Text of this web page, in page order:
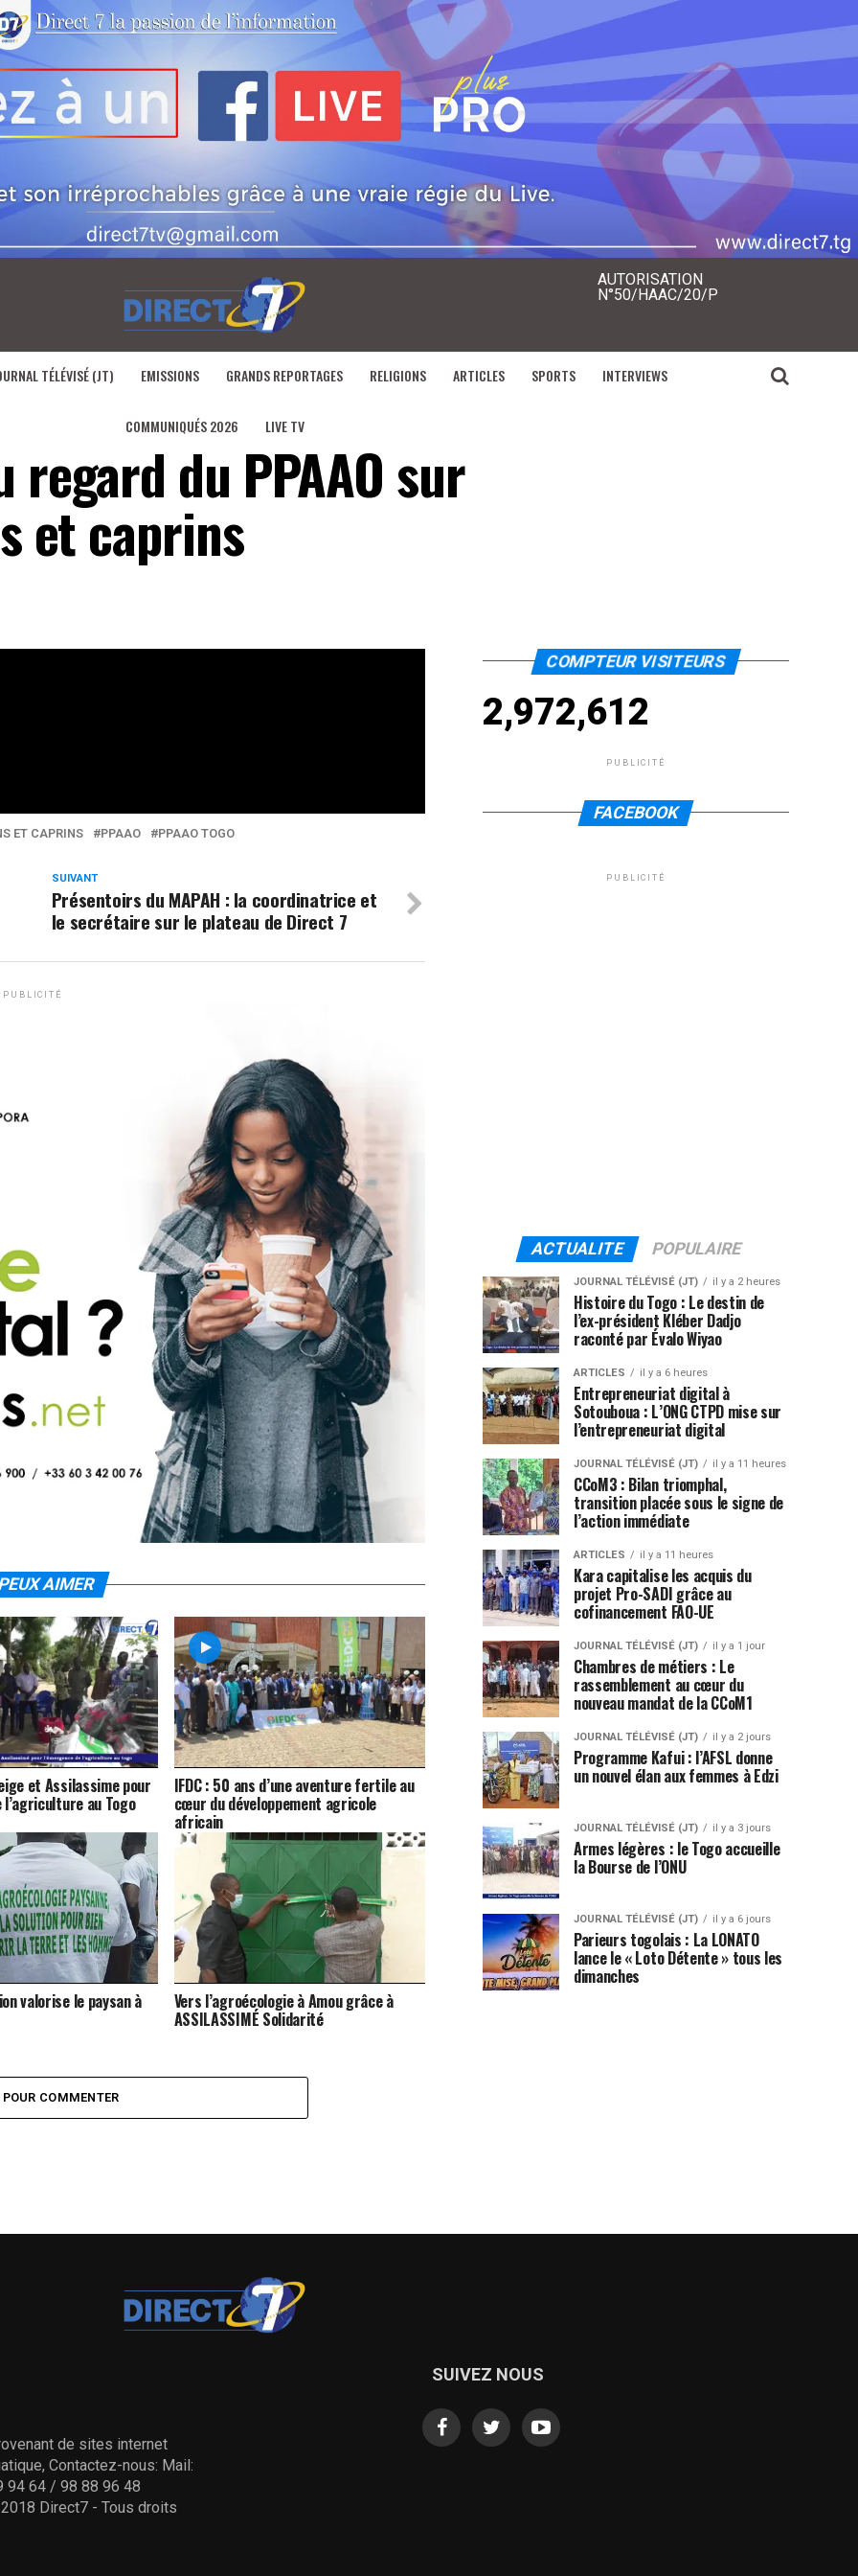
AUTORISATION
N°50/HAAC/20/P
TÉLÉVISÉ (JT) EMISSIONS GRANDS REPORTAGES RELIGIONS ARTICLES SPORTS INTERVIEWS
COMMUNIQUÉS 2026 LIVE TV
regard du PPAAO sur
et caprins
ET CAPRINS PPAAO PPAAO TOGO
SUIVANT
Présentoirs du MAPAH : la coordinatrice et
le secrétaire sur le plateau de Direct 7
PUBLICITÉ
AIMER
et Assilassime pour
l’agriculture au Togo
IFDC : 50 ans d’une aventure fertile au
cœur du développement agricole
africain
valorise le paysan à Vers l’agroécologie à Amou grâce à
ASSILASSIMÉ Solidarité
COMMENTER
COMPTEUR VISITEURS
2,972,612
PUBLICITÉ
FACEBOOK
PUBLICITÉ
ACTUALITE POPULAIRE
JOURNAL TÉLÉVISÉ (JT) il y a 2 heures
Histoire du Togo : Le destin de
l’ex-président Kléber Dadjo
raconté par Évalo Wiyao
ARTICLES il y a 6 heures
Entrepreneuriat digital à
Sotouboua : L’ONG CTPD mise sur
l’entrepreneuriat digital
JOURNAL TÉLÉVISÉ (JT) il y a 11 heures
CCoM3 : Bilan triomphal,
transition placée sous le signe de
l’action immédiate
ARTICLES il y a 11 heures
Kara capitalise les acquis du
projet Pro-SADI grâce au
cofinancement FAO-UE
JOURNAL TÉLÉVISÉ (JT) il y a 1 jour
Chambres de métiers : Le
rassemblement au cœur du
nouveau mandat de la CCoM1
JOURNAL TÉLÉVISÉ (JT) il y a 2 jours
Programme Kafui : l’AFSL donne
un nouvel élan aux femmes à Edzi
JOURNAL TÉLÉVISÉ (JT) il y a 3 jours
Armes légères : le Togo accueille
la Bourse de l’ONU
JOURNAL TÉLÉVISÉ (JT) il y a 6 jours
Parieurs togolais : La LONATO
lance le « Loto Détente » tous les
dimanches
de sites internet
Contactez-nous: Mail:
94 64 / 98 88 96 48
Direct7 - Tous droits
SUIVEZ NOUS